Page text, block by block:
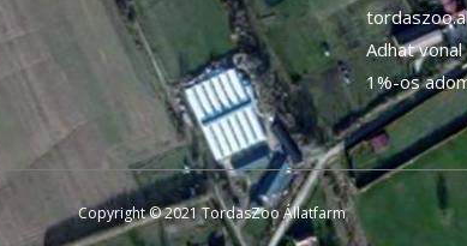
Adhat vonal
1%-os
Copyright © 2021 TordasZoo Állatfarm